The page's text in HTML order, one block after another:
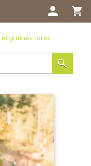
shopping_cart
person
et graines rares
